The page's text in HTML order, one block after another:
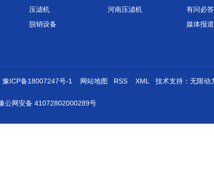
压滤机
脱销设备
河南压滤机
有问必答
媒体报道
豫ICP备18007247号-1 网站地图 RSS XML 技术支持： 无限动
公网安备 41072802000289号